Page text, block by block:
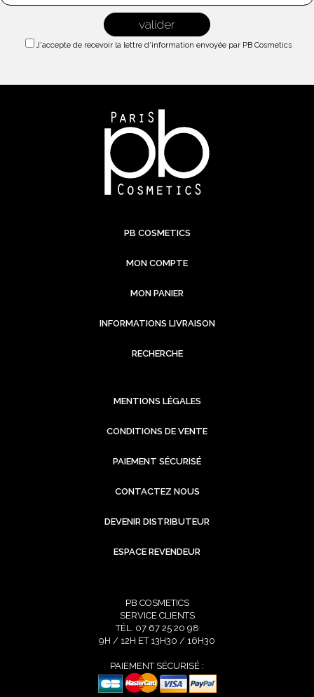
J'accepte de recevoir la lettre d'information envoyée par PB Cosmetics
PB COSMETICS
MON COMPTE
MON PANIER
INFORMATIONS LIVRAISON
RECHERCHE
MENTIONS LÉGALES
CONDITIONS DE VENTE
PAIEMENT SÉCURISÉ
CONTACTEZ NOUS
DEVENIR DISTRIBUTEUR
ESPACE REVENDEUR
PB COSMETICS
SERVICE CLIENTS
TÉL. 07 67 25 20 98
9H / 12H ET 13H30 / 16H30
PAIEMENT SÉCURISÉ :